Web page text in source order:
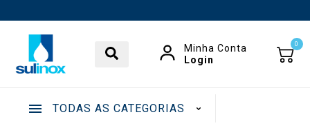
Minha Conta
Login
0
. TODAS AS CATEGORIAS